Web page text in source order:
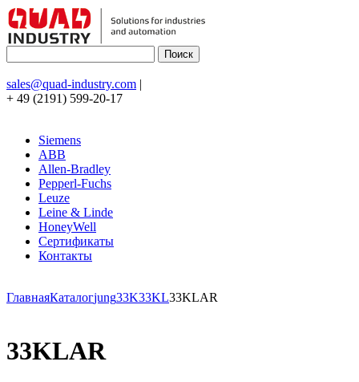
sales@quad-industry.com |
+ 49 (2191) 599-20-17
Siemens
ABB
Allen-Bradley
Pepperl-Fuchs
Leuze
Leine & Linde
HoneyWell
Сертификаты
Контакты
ГлавнаяКаталогjung33K33KL33KLAR
33KLAR